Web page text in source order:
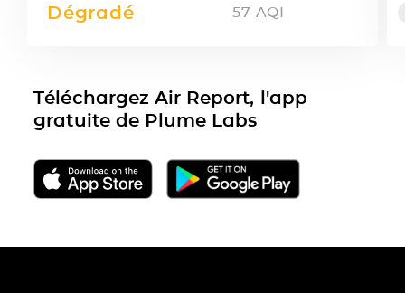
Dégradé 57 AQI
Téléchargez Air Report, l'app
gratuite de Plume Labs